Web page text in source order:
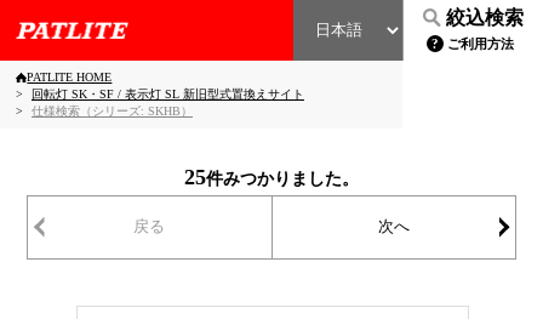
PATLITE HOME
回転灯 SK・SF / 表示灯 SL 新旧型式置換えサイト
仕様検索（シリーズ: SKHB）
絞込検索
ご利用方法
25件みつかりました。
戻る 次へ